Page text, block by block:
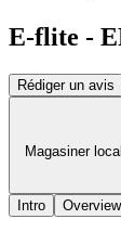
E-flite -
Rédiger un avis
Magasiner
Intro Overview